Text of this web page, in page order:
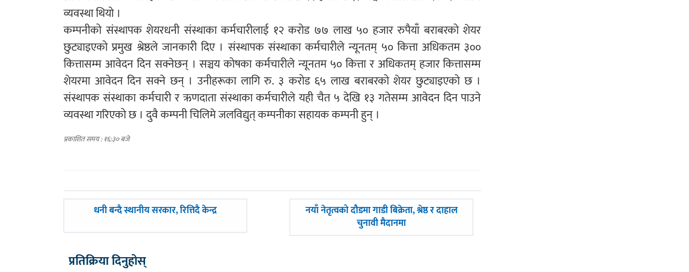
व्यवस्था थियो ।
कम्पनीको संस्थापक शेयरधनी संस्थाका कर्मचारीलाई १२ करोड ७७ लाख ५० हजार रुपैयाँ बराबरको शेयर
छुट्याइएको प्रमुख श्रेष्ठले जानकारी दिए । संस्थापक संस्थाका कर्मचारीले न्यूनतम् ५० कित्ता अधिकतम ३००
कित्तासम्म आवेदन दिन सक्नेछन् । सञ्चय कोषका कर्मचारीले न्यूनतम ५० कित्ता र अधिकतम् हजार कित्तासम्म
शेयरमा आवेदन दिन सक्ने छन् । उनीहरूका लागि रु. ३ करोड ६५ लाख बराबरको शेयर छुट्याइएको छ ।
संस्थापक संस्थाका कर्मचारी र ऋणदाता संस्थाका कर्मचारीले यही चैत ५ देखि १३ गतेसम्म आवेदन दिन पाउने
व्यवस्था गरिएको छ । दुवै कम्पनी चिलिमे जलविद्युत् कम्पनीका सहायक कम्पनी हुन् ।
प्रकाशित समय : १६:३० बजे
पछिल्लाे
धनी बन्दै स्थानीय सरकार, रित्तिदै केन्द्र
अघिल्लाे
नयाँ नेतृत्वको दौडमा गाडी बिक्रेता, श्रेष्ठ र दाहाल
चुनावी मैदानमा
प्रतिक्रिया दिनुहोस्